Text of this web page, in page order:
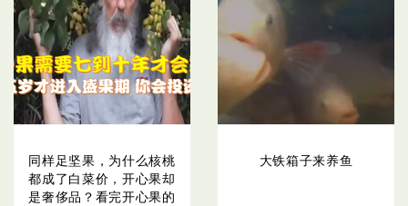
同样足坚果，为什么核桃
都成了白菜价，开心果却
是奢侈品？看完开心果的
大铁箱子来养鱼